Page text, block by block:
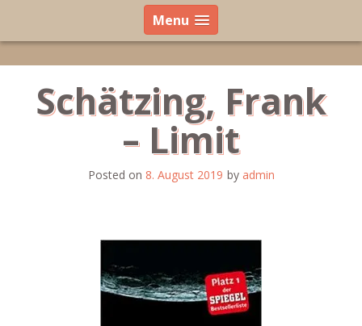
Menu
Schätzing, Frank
– Limit
Posted on 8. August 2019 by admin